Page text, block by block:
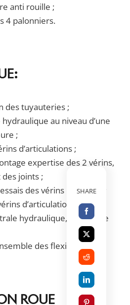
anti rouille ;
4 palonniers.
des tuyauteries ;
au niveau d’une
;
d’articulations ;
expertise des 2 vérins,
joints ;
des vérins en atelier ;
d’articulations ;
hydraulique, recherche
des flexibles.
ROUE
SHARE